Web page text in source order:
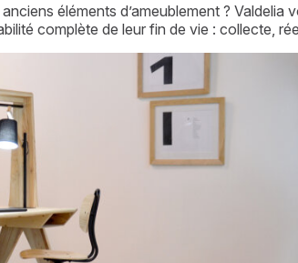
éléments d’ameublement ? Valdelia
complète de leur fin de vie : collecte,